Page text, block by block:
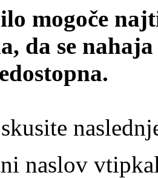
mogoče
da se
naslov